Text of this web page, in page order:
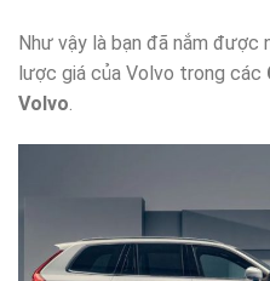
Như vậy là bạn đã nắm được
lược giá của Volvo trong các
Volvo